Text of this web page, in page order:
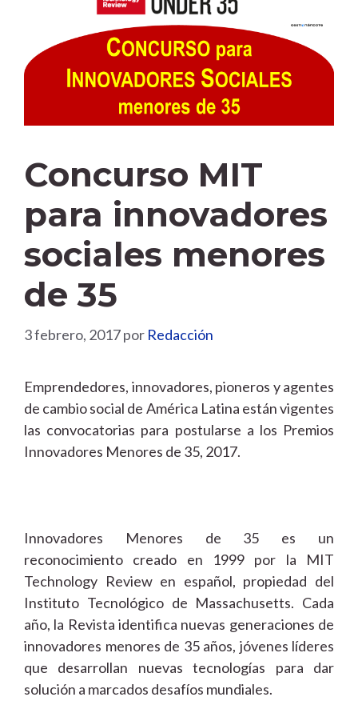
Concurso MIT
para innovadores
sociales menores
de 35
3 febrero, 2017por Redacción
Emprendedores, innovadores, pioneros y agentes
de cambio social de América Latina están vigentes
las convocatorias para postularse a los Premios
Innovadores Menores de 35, 2017.
Innovadores Menores de 35 es un
reconocimiento creado en 1999 por la MIT
Technology Review en español, propiedad del
Instituto Tecnológico de Massachusetts. Cada
año, la Revista identifica nuevas generaciones de
innovadores menores de 35 años, jóvenes líderes
que desarrollan nuevas tecnologías para dar
solución a marcados desafíos mundiales.